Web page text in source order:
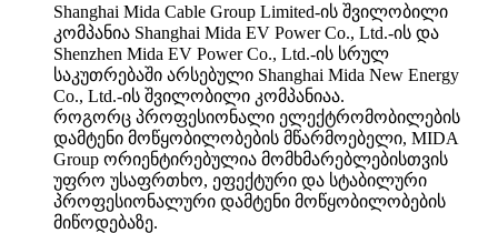
Shanghai Mida Cable Group Limited-ის შვილობილი
კომპანია Shanghai Mida EV Power Co., Ltd.-ის და
Shenzhen Mida EV Power Co., Ltd.-ის სრულ
საკუთრებაში არსებული Shanghai Mida New Energy
Co., Ltd.-ის შვილობილი კომპანიაა.
როგორც პროფესიონალი ელექტრომობილების
დამტენი მოწყობილობების მწარმოებელი, MIDA
Group ორიენტირებულია მომხმარებლებისთვის
უფრო უსაფრთხო, ეფექტური და სტაბილური
პროფესიონალური დამტენი მოწყობილობების
მიწოდებაზე.